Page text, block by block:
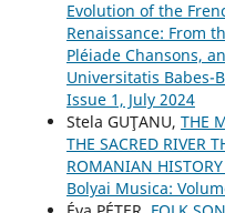
Evolution of the
Renaissance: From
Pléiade Chansons,
Universitatis Babes-
Issue 1, July 2024
Stela GUŢANU, THE
THE SACRED RIVER
ROMANIAN HISTORY
Bolyai Musica: